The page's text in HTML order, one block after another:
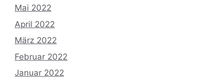
Mai 2022
April 2022
März 2022
Februar 2022
Januar 2022